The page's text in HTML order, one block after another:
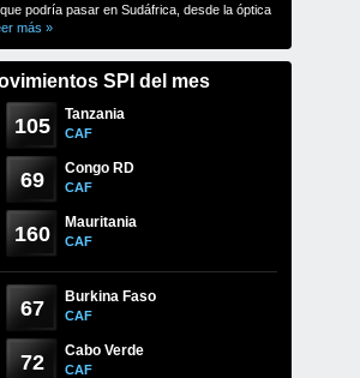
podría pasar en Sudáfrica, desde la óptica
más »
SPI del mes
105 Tanzania
CAF
69 Congo RD
CAF
160 Mauritania
CAF
67 Burkina Faso
CAF
72 Cabo Verde
CAF